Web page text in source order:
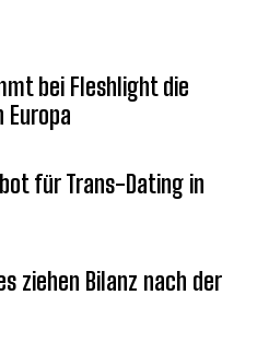
bei Fleshlight die
Europa
für Trans-Dating in
ziehen Bilanz nach der